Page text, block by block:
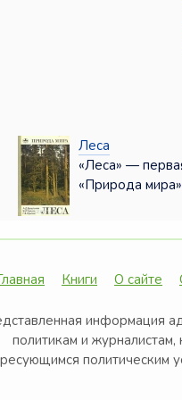
Леса
«Леса» —
«Природа
Книги О сайте
информация
политикам и
политическим